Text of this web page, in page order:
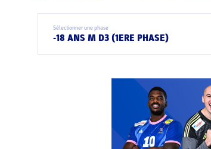
Sélectionner une phase
-18 ANS M D3 (1ERE PHASE)